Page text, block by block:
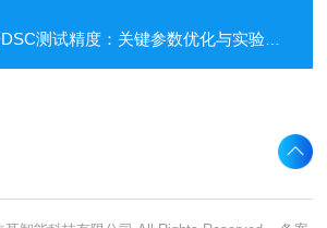
测试精度：关键参数优化与实验条件控制策略